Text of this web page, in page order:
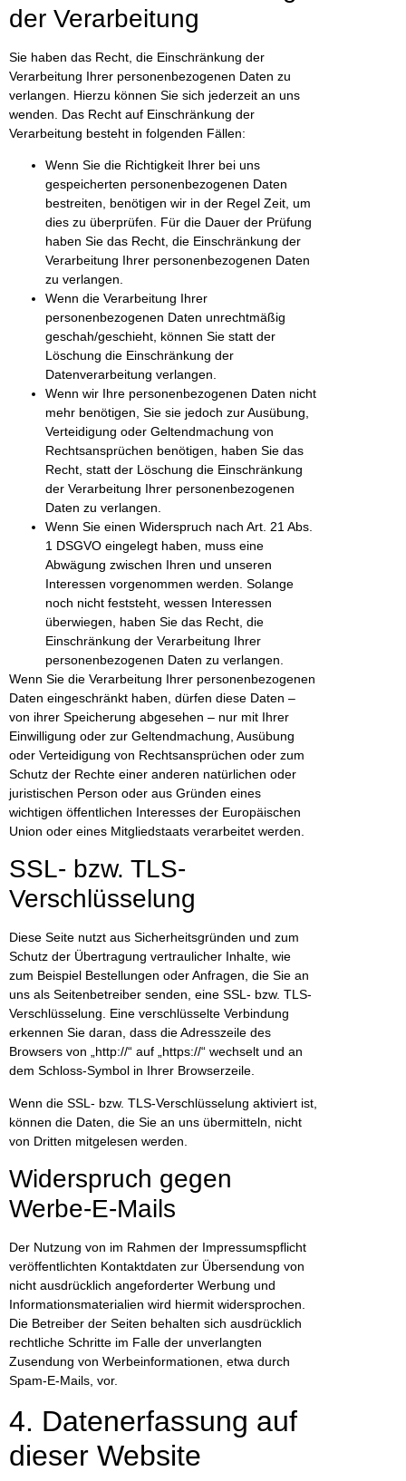
der Verarbeitung
Sie haben das Recht, die Einschränkung der
Verarbeitung Ihrer personenbezogenen Daten zu
verlangen. Hierzu können Sie sich jederzeit an uns
wenden. Das Recht auf Einschränkung der
Verarbeitung besteht in folgenden Fällen:
Wenn Sie die Richtigkeit Ihrer bei uns
gespeicherten personenbezogenen Daten
bestreiten, benötigen wir in der Regel Zeit, um
dies zu überprüfen. Für die Dauer der Prüfung
haben Sie das Recht, die Einschränkung der
Verarbeitung Ihrer personenbezogenen Daten
zu verlangen.
Wenn die Verarbeitung Ihrer
personenbezogenen Daten unrechtmäßig
geschah/geschieht, können Sie statt der
Löschung die Einschränkung der
Datenverarbeitung verlangen.
Wenn wir Ihre personenbezogenen Daten nicht
mehr benötigen, Sie sie jedoch zur Ausübung,
Verteidigung oder Geltendmachung von
Rechtsansprüchen benötigen, haben Sie das
Recht, statt der Löschung die Einschränkung
der Verarbeitung Ihrer personenbezogenen
Daten zu verlangen.
Wenn Sie einen Widerspruch nach Art. 21 Abs.
1 DSGVO eingelegt haben, muss eine
Abwägung zwischen Ihren und unseren
Interessen vorgenommen werden. Solange
noch nicht feststeht, wessen Interessen
überwiegen, haben Sie das Recht, die
Einschränkung der Verarbeitung Ihrer
personenbezogenen Daten zu verlangen.
Wenn Sie die Verarbeitung Ihrer personenbezogenen
Daten eingeschränkt haben, dürfen diese Daten –
von ihrer Speicherung abgesehen – nur mit Ihrer
Einwilligung oder zur Geltendmachung, Ausübung
oder Verteidigung von Rechtsansprüchen oder zum
Schutz der Rechte einer anderen natürlichen oder
juristischen Person oder aus Gründen eines
wichtigen öffentlichen Interesses der Europäischen
Union oder eines Mitgliedstaats verarbeitet werden.
SSL- bzw. TLS-
Verschlüsselung
Diese Seite nutzt aus Sicherheitsgründen und zum
Schutz der Übertragung vertraulicher Inhalte, wie
zum Beispiel Bestellungen oder Anfragen, die Sie an
uns als Seitenbetreiber senden, eine SSL- bzw. TLS-
Verschlüsselung. Eine verschlüsselte Verbindung
erkennen Sie daran, dass die Adresszeile des
Browsers von „http://“ auf „https://“ wechselt und an
dem Schloss-Symbol in Ihrer Browserzeile.
Wenn die SSL- bzw. TLS-Verschlüsselung aktiviert ist,
können die Daten, die Sie an uns übermitteln, nicht
von Dritten mitgelesen werden.
Widerspruch gegen
Werbe-E-Mails
Der Nutzung von im Rahmen der Impressumspflicht
veröffentlichten Kontaktdaten zur Übersendung von
nicht ausdrücklich angeforderter Werbung und
Informationsmaterialien wird hiermit widersprochen.
Die Betreiber der Seiten behalten sich ausdrücklich
rechtliche Schritte im Falle der unverlangten
Zusendung von Werbeinformationen, etwa durch
Spam-E-Mails, vor.
4. Datenerfassung auf
dieser Website